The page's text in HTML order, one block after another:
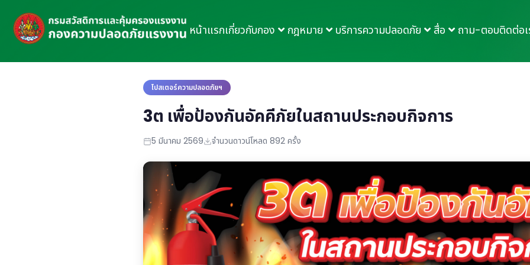
หน้าแรกเกี่ยวกับกอง กฎหมาย บริการความปลอดภัย สื่อ ถาม-ตอบติดต่อเ
โปสเตอร์ความปลอดภัยฯ
3ต เพื่อป้องกันอัคคีภัยในสถานประกอบกิจการ
5 มีนาคม 2569 จำนวนดาวน์โหลด 892 ครั้ง